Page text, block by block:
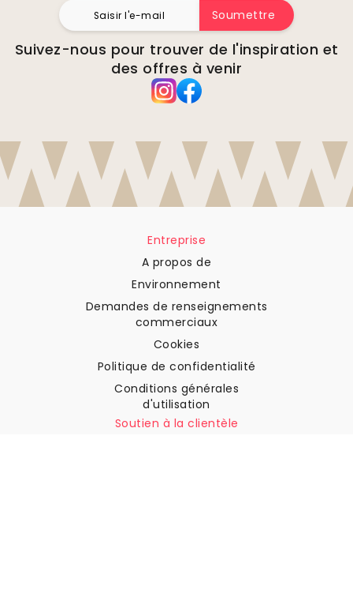
Soumettre
Suivez-nous pour trouver de l'inspiration et
des offres à venir
Entreprise
A propos de
Environnement
Demandes de renseignements
commerciaux
Cookies
Politique de confidentialité
Conditions générales
d'utilisation
Soutien à la clientèle